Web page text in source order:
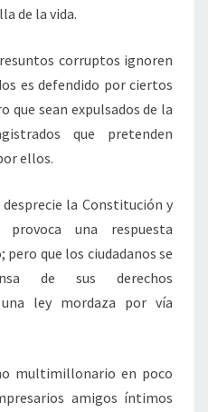
de la vida.
corruptos ignoren
es defendido por ciertos
que sean expulsados de la
que pretenden
ellos.
la Constitución y
una respuesta
que los ciudadanos se
de sus derechos
ley mordaza por vía
multimillonario en poco
amigos íntimos